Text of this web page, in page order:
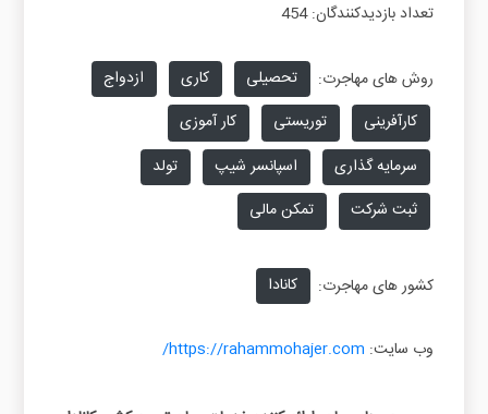
تعداد بازدیدکنندگان:454
روش های مهاجرت: تحصیلی کاری
ازدواج
کارآفرینی
توریستی
کار آموزی
سرمایه گذاری
اسپانسر شیپ
تولد
ثبت شرکت
تمکن مالی
کشور های مهاجرت: کانادا
وب سایت: https://rahammohajer.com/